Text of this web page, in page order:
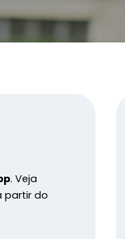
. Veja
partir do